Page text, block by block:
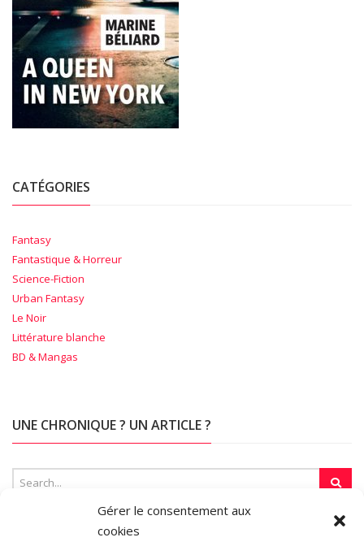
Gérer le consentement aux
cookies
CATÉGORIES
Fantasy
Fantastique & Horreur
Science-Fiction
Urban Fantasy
Le Noir
Littérature blanche
BD & Mangas
UNE CHRONIQUE ? UN ARTICLE ?